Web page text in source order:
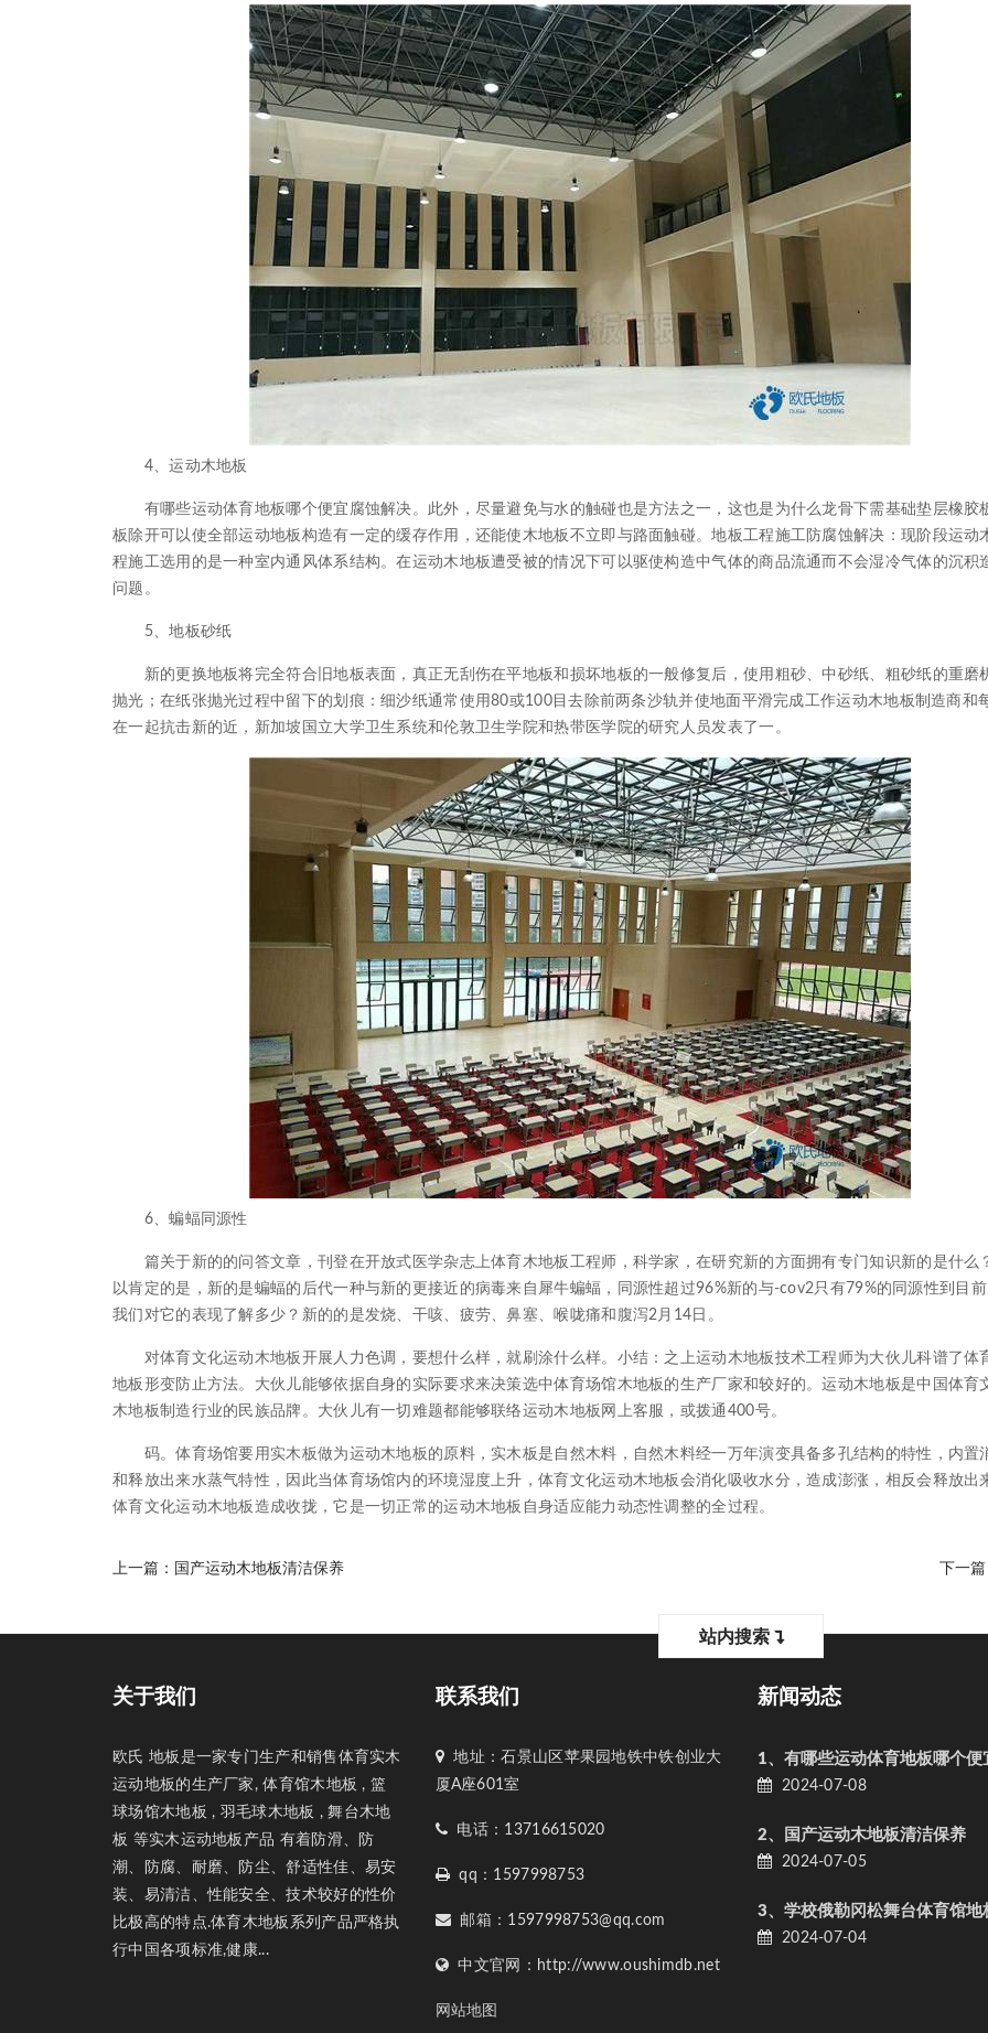
4、运动木地板
有哪些运动体育地板哪个便宜腐蚀解决。此外，尽量避免与水的触碰也是方法之一，这也是为什么龙骨下需基础垫层橡胶
板除开可以使全部运动地板构造有一定的缓存作用，还能使木地板不立即与路面触碰。地板工程施工防腐蚀解决：现阶段运动
程施工选用的是一种室内通风体系结构。在运动木地板遭受被的情况下可以驱使构造中气体的商品流通而不会湿冷气体的沉积
问题。
5、地板砂纸
新的更换地板将完全符合旧地板表面，真正无刮伤在平地板和损坏地板的一般修复后，使用粗砂、中砂纸、粗砂纸的重磨
抛光；在纸张抛光过程中留下的划痕：细沙纸通常使用80或100目去除前两条沙轨并使地面平滑完成工作运动木地板制造商和
在一起抗击新的近，新加坡国立大学卫生系统和伦敦卫生学院和热带医学院的研究人员发表了一。
6、蝙蝠同源性
篇关于新的的问答文章，刊登在开放式医学杂志上体育木地板工程师，科学家，在研究新的方面拥有专门知识新的是什么
以肯定的是，新的是蝙蝠的后代一种与新的更接近的病毒来自犀牛蝙蝠，同源性超过96%新的与-cov2只有79%的同源性到目前
我们对它的表现了解多少？新的的是发烧、干咳、疲劳、鼻塞、喉咙痛和腹泻2月14日。
对体育文化运动木地板开展人力色调，要想什么样，就刷涂什么样。小结：之上运动木地板技术工程师为大伙儿科谱了体
地板形变防止方法。大伙儿能够依据自身的实际要求来决策选中体育场馆木地板的生产厂家和较好的。运动木地板是中国体育
木地板制造行业的民族品牌。大伙儿有一切难题都能够联络运动木地板网上客服，或拨通400号。
码。体育场馆要用实木板做为运动木地板的原料，实木板是自然木料，自然木料经一万年演变具备多孔结构的特性，内置
和释放出来水蒸气特性，因此当体育场馆内的环境湿度上升，体育文化运动木地板会消化吸收水分，造成澎涨，相反会释放出
体育文化运动木地板造成收拢，它是一切正常的运动木地板自身适应能力动态性调整的全过程。
上一篇： 国产运动木地板清洁保养 下一
站内搜索
关于我们
欧氏 地板是一家专门生产和销售体育实木
运动地板的生产厂家, 体育馆木地板 , 篮
球场馆木地板 , 羽毛球木地板 , 舞台木地
板 等实木运动地板产品 有着防滑、防
潮、防腐、耐磨、防尘、舒适性佳、易安
装、易清洁、性能安全、技术较好的性价
比极高的特点.体育木地板系列产品严格执
行中国各项标准,健康...
联系我们
地址：石景山区苹果园地铁中铁创业大
厦A座601室
电话：13716615020
qq：1597998753
邮箱：1597998753@qq.com
中文官网：http://www.oushimdb.net
网站地图
新闻动态
1、有哪些运动体育地板哪个便
2024-07-08
2、国产运动木地板清洁保养
2024-07-05
2024-07-04